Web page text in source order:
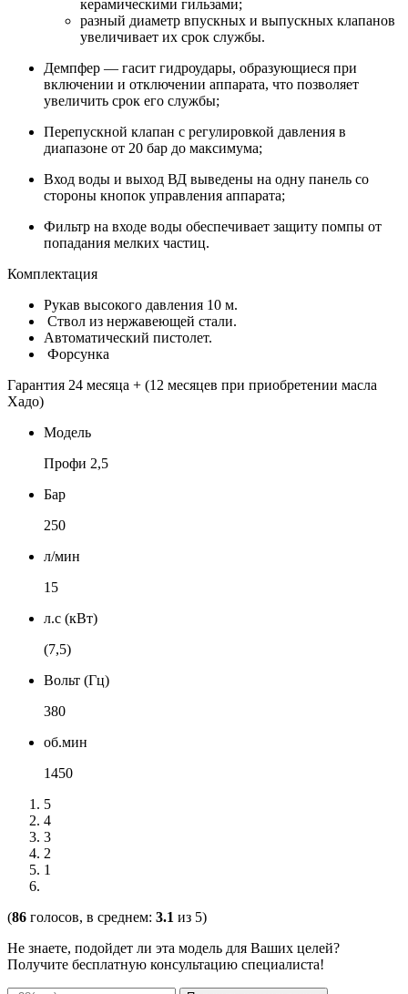
керамическими гильзами;
разный диаметр впускных и выпускных клапанов
увеличивает их срок службы.
Демпфер — гасит гидроудары, образующиеся при
включении и отключении аппарата, что позволяет
увеличить срок его службы;
Перепускной клапан с регулировкой давления в
диапазоне от 20 бар до максимума;
Вход воды и выход ВД выведены на одну панель со
стороны кнопок управления аппарата;
Фильтр на входе воды обеспечивает защиту помпы от
попадания мелких частиц.
Комплектация
Рукав высокого давления 10 м.
Ствол из нержавеющей стали.
Автоматический пистолет.
Форсунка
Гарантия 24 месяца + (12 месяцев при приобретении масла
Хадо)
Модель
Профи 2,5
Бар
250
л/мин
15
л.с (кВт)
(7,5)
Вольт (Гц)
380
об.мин
1450
5
4
3
2
1
(86 голосов, в среднем: 3.1 из 5)
Не знаете, подойдет ли эта модель для Ваших целей?
Получите бесплатную консультацию специалиста!